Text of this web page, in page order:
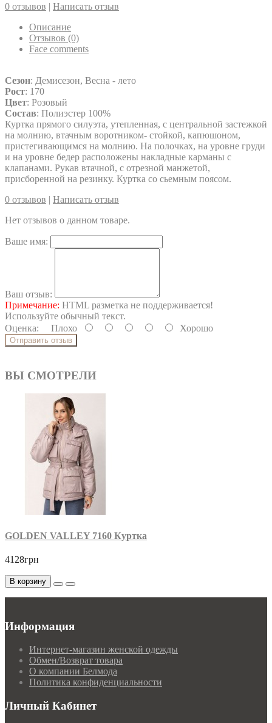
0 отзывов | Написать отзыв
Описание
Отзывов (0)
Face comments
Сезон: Демисезон, Весна - лето
Рост: 170
Цвет: Розовый
Состав: Полиэстер 100%
Куртка прямого силуэта, утепленная, с центральной застежкой
на молнию, втачным воротником- стойкой, капюшоном,
пристегивающимся на молнию. На полочках, на уровне груди
и на уровне бедер расположены накладные карманы с
клапанами. Рукав втачной, с отрезной манжетой,
присборенной на резинку. Куртка со сьемным поясом.
0 отзывов | Написать отзыв
Нет отзывов о данном товаре.
Ваше имя:
Ваш отзыв:
Примечание: HTML разметка не поддерживается!
Используйте обычный текст.
Оценка: Плохо Хорошо
Отправить отзыв
ВЫ СМОТРЕЛИ
GOLDEN VALLEY 7160 Куртка
4128грн
В корзину
Информация
Интернет-магазин женской одежды
Обмен/Возврат товара
О компании Белмода
Политика конфиденциальности
Личный Кабинет